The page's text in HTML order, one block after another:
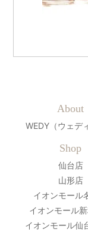
About
WEDY（ウェデ
Shop
仙台店
山形店
イオンモール
イオンモール
イオンモール仙